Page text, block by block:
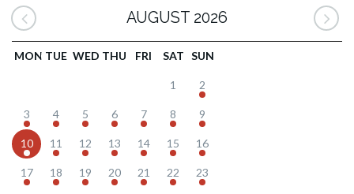
AUGUST 2026
MON TUE WED THU FRI SAT SUN
1 2
3 4 5 6 7 8 9
10 11 12 13 14 15 16
17 18 19 20 21 22 23